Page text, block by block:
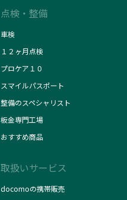
点検・整備
車検
１２ヶ月点検
プロケア１０
スマイルパスポート
整備のスペシャリスト
板金専門工場
おすすめ商品
取扱いサービス
docomoの携帯販売